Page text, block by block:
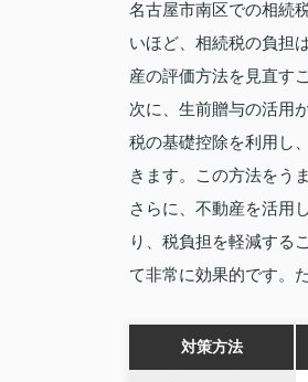
名古屋市南区での相続
いほど、相続税の負担
産の評価方法を見直す
次に、生前贈与の活用
税の基礎控除を利用し
きます。この方法をう
さらに、不動産を活用
り、税負担を軽減する
て非常に効果的です。
対策方法